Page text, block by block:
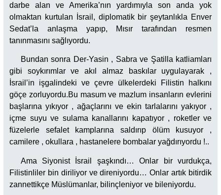
darbe alan ve Amerika’nın yardımıyla son anda yok
olmaktan kurtulan İsrail, diplomatik bir şeytanlıkla Enver
Sedat’la anlaşma yapıp, Mısır tarafından resmen
tanınmasını sağlıyordu.
Bundan sonra Der-Yasin , Sabra ve Şatilla katliamları
gibi soykırımlar ve akıl almaz baskılar uygulayarak ,
İsrail’in işgalindeki ve çevre ülkelerdeki Filistin halkını
göçe zorluyordu.Bu masum ve mazlum insanların evlerini
başlarına yıkıyor , ağaçlarını ve ekin tarlalarını yakıyor ,
içme suyu ve sulama kanallarını kapatıyor , roketler ve
füzelerle sefalet kamplarına saldırıp ölüm kusuyor ,
camilere , okullara , hastanelere bombalar yağdırıyordu !..
Ama Siyonist İsrail şaşkındı… Onlar bir vurdukça,
Filistinliler bin diriliyor ve direniyordu… Onlar artık bitirdik
zannettikçe Müslümanlar, bilinçleniyor ve bileniyordu.